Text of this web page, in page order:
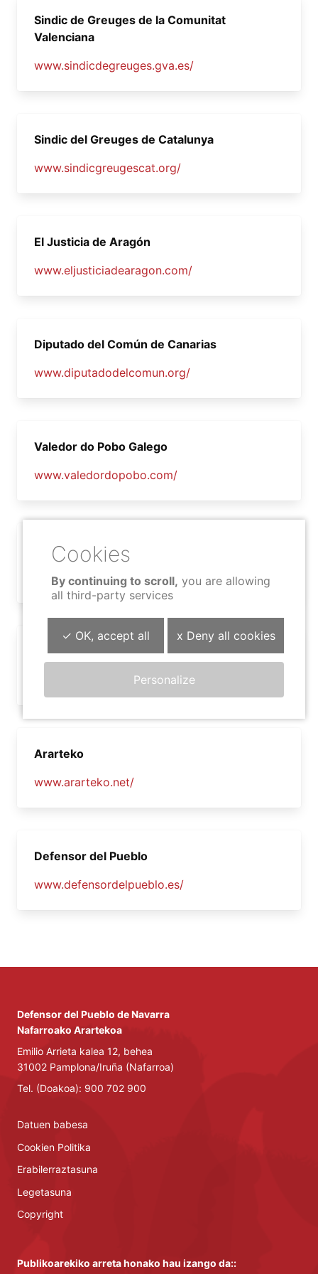
Sindic de Greuges de la Comunitat
Valenciana
www.sindicdegreuges.gva.es/
Sindic del Greuges de Catalunya
www.sindicgreugescat.org/
El Justicia de Aragón
www.eljusticiadearagon.com/
Diputado del Común de Canarias
www.diputadodelcomun.org/
Valedor do Pobo Galego
www.valedordopobo.com/
Procurador del Común de Castilla y León
www.procuradordelcomun.org/
Defensor del Pueblo Andaluz
www.defensor-and.es/
Ararteko
www.ararteko.net/
Defensor del Pueblo
www.defensordelpueblo.es/
Defensor del Pueblo de Navarra
Nafarroako Arartekoa
Emilio Arrieta kalea 12, behea
31002 Pamplona/Iruña (Nafarroa)
Tel. (Doakoa): 900 702 900
Datuen babesa
Cookien Politika
Erabilerraztasuna
Legetasuna
Copyright
Publikoarekiko arreta honako hau izango da::
By continuing to scroll, you are allowing
all third-party services
✓ OK, accept all x Deny all cookies
Personalize